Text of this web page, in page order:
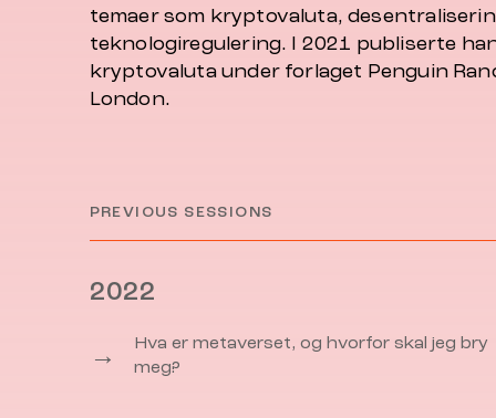
temaer som kryptovaluta,
teknologiregulering. I 2021 publiserte
kryptovaluta under forlaget Penguin
London.
PREVIOUS SESSIONS
2022
→
Hva er metaverset, og hvorfor skal jeg bry
meg?